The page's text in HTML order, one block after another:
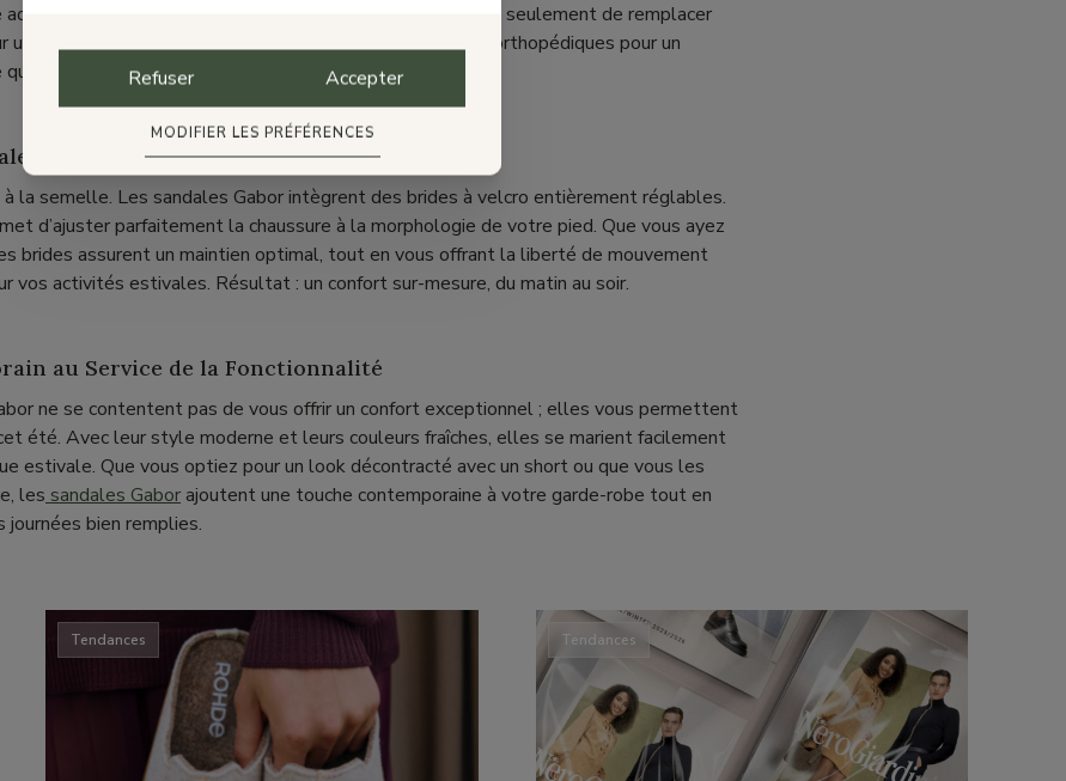
adaptable à leurs besoins spécifiques. Ce choix permet non seulement de remplacer
entretien optimal, mais aussi d'y insérer des semelles orthopédiques pour un
reste rare dans les modèles de sandales sportives.
: Les Brides à Velcro Réglables
la semelle. Les sandales Gabor intègrent des brides à velcro entièrement réglables.
d’ajuster parfaitement la chaussure à la morphologie de votre pied. Que vous ayez
brides assurent un maintien optimal, tout en vous offrant la liberté de mouvement
vos activités estivales. Résultat : un confort sur-mesure, du matin au soir.
au Service de la Fonctionnalité
ne se contentent pas de vous offrir un confort exceptionnel ; elles vous permettent
été. Avec leur style moderne et leurs couleurs fraîches, elles se marient facilement
estivale. Que vous optiez pour un look décontracté avec un short ou que vous les
les sandales Gaborajoutent une touche contemporaine à votre garde-robe tout en
bien remplies.
Tendances Tendances
Refuser Accepter
MODIFIER LES PRÉFÉRENCES